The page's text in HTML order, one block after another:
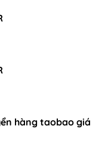
hàng taobao giá